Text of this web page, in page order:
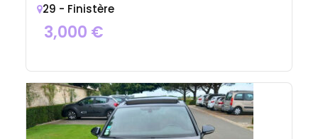
29 - Finistère
3,000 €